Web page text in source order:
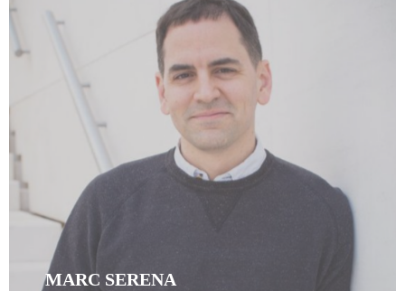
MARC SERENA